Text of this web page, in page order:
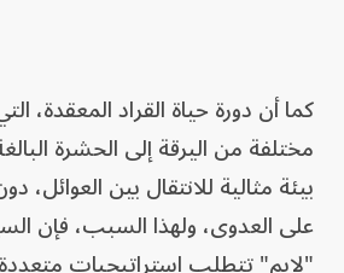
كما أن دورة حياة القراد المعقدة،
مختلفة من اليرقة إلى الحشرة
بيئة مثالية للانتقال بين العوائل،
على العدوى، ولهذا السبب، فإن